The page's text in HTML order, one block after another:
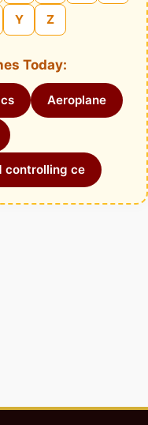
Y Z
Today:
Aeroplane
controlling ce